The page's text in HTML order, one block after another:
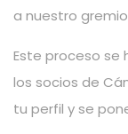
a nuestro
Este proceso se
los socios de
tu perfil y se